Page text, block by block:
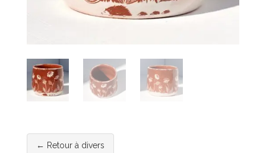
← Retour à divers